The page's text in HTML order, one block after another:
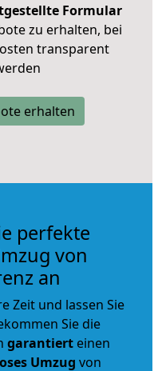
Formular
zu erhalten, bei
transparent
erhalten
perfekte
von
an
Zeit und lassen Sie
Sie die
garantiert einen
Umzug von